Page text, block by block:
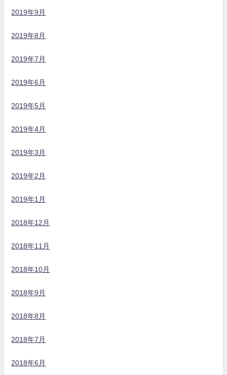
2019年9月
2019年8月
2019年7月
2019年6月
2019年5月
2019年4月
2019年3月
2019年2月
2019年1月
2018年12月
2018年11月
2018年10月
2018年9月
2018年8月
2018年7月
2018年6月